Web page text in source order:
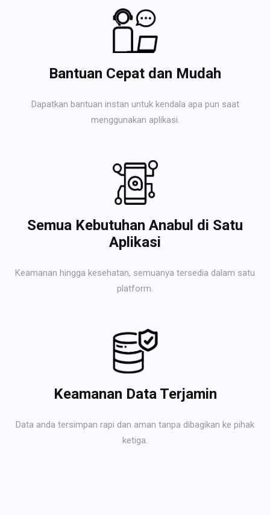
Bantuan Cepat dan Mudah
Dapatkan bantuan instan untuk kendala apa pun saat
menggunakan aplikasi.
Semua Kebutuhan Anabul di Satu
Aplikasi
Keamanan hingga kesehatan, semuanya tersedia dalam satu
platform.
Keamanan Data Terjamin
Data anda tersimpan rapi dan aman tanpa dibagikan ke pihak
ketiga.